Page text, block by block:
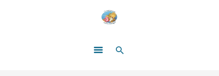
ZOSTAŃ DARCZYŃCĄ!